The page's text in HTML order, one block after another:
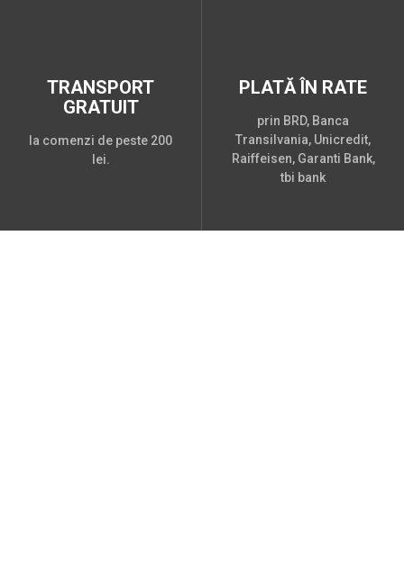
TRANSPORT
GRATUIT
la comenzi de peste 200
lei.
PLATĂ ÎN RATE
prin BRD, Banca
Transilvania, Unicredit,
Raiffeisen, Garanti Bank,
tbi bank